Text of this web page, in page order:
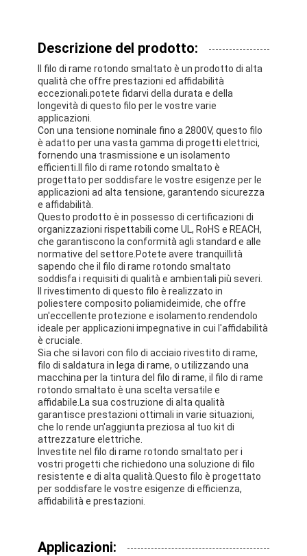
Descrizione del prodotto:
Il filo di rame rotondo smaltato è un prodotto di alta
qualità che offre prestazioni ed affidabilità
eccezionali.potete fidarvi della durata e della
longevità di questo filo per le vostre varie
applicazioni.
Con una tensione nominale fino a 2800V, questo filo
è adatto per una vasta gamma di progetti elettrici,
fornendo una trasmissione e un isolamento
efficienti.Il filo di rame rotondo smaltato è
progettato per soddisfare le vostre esigenze per le
applicazioni ad alta tensione, garantendo sicurezza
e affidabilità.
Questo prodotto è in possesso di certificazioni di
organizzazioni rispettabili come UL, RoHS e REACH,
che garantiscono la conformità agli standard e alle
normative del settore.Potete avere tranquillità
sapendo che il filo di rame rotondo smaltato
soddisfa i requisiti di qualità e ambientali più severi.
Il rivestimento di questo filo è realizzato in
poliestere composito poliamideimide, che offre
un'eccellente protezione e isolamento.rendendolo
ideale per applicazioni impegnative in cui l'affidabilità
è cruciale.
Sia che si lavori con filo di acciaio rivestito di rame,
filo di saldatura in lega di rame, o utilizzando una
macchina per la tintura del filo di rame, il filo di rame
rotondo smaltato è una scelta versatile e
affidabile.La sua costruzione di alta qualità
garantisce prestazioni ottimali in varie situazioni,
che lo rende un'aggiunta preziosa al tuo kit di
attrezzature elettriche.
Investite nel filo di rame rotondo smaltato per i
vostri progetti che richiedono una soluzione di filo
resistente e di alta qualità.Questo filo è progettato
per soddisfare le vostre esigenze di efficienza,
affidabilità e prestazioni.
Applicazioni: